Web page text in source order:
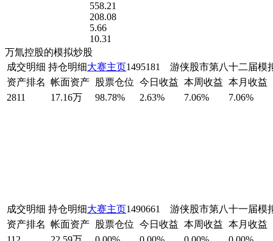
558.21
208.08
5.66
10.31
万氚控股的模拟炒股
成交明细 持仓明细大赛主页1495181 游侠股市第八十二届模
资产排名 帐面资产 股票仓位 今日收益 本周收益 本月收益
2811
17.16万 98.78% 2.63% 7.06% 7.06%
成交明细 持仓明细大赛主页1490661 游侠股市第八十一届模
资产排名 帐面资产 股票仓位 今日收益 本周收益 本月收益